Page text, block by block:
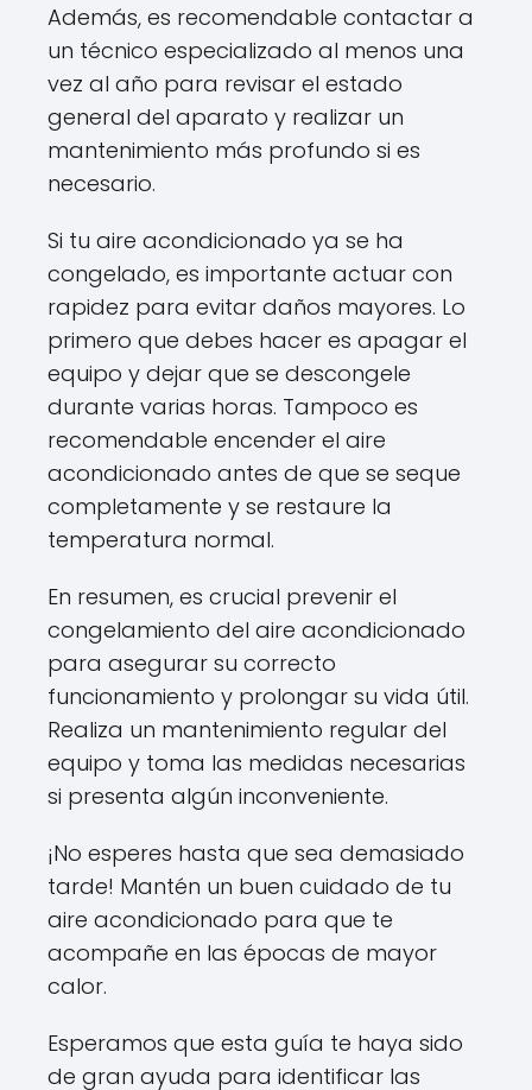
Además, es recomendable contactar a
un técnico especializado al menos una
vez al año para revisar el estado
general del aparato y realizar un
mantenimiento más profundo si es
necesario.
Si tu aire acondicionado ya se ha
congelado, es importante actuar con
rapidez para evitar daños mayores. Lo
primero que debes hacer es apagar el
equipo y dejar que se descongele
durante varias horas. Tampoco es
recomendable encender el aire
acondicionado antes de que se seque
completamente y se restaure la
temperatura normal.
En resumen, es crucial prevenir el
congelamiento del aire acondicionado
para asegurar su correcto
funcionamiento y prolongar su vida útil.
Realiza un mantenimiento regular del
equipo y toma las medidas necesarias
si presenta algún inconveniente.
¡No esperes hasta que sea demasiado
tarde! Mantén un buen cuidado de tu
aire acondicionado para que te
acompañe en las épocas de mayor
calor.
Esperamos que esta guía te haya sido
de gran ayuda para identificar las